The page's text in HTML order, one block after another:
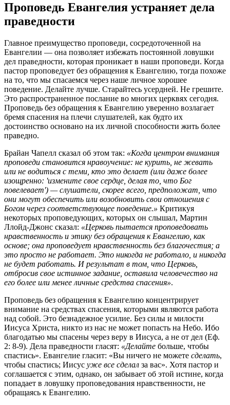
Проповедь Евангелия устраняет дела
праведности
Главное преимущество проповеди, сосредоточенной на
Евангелии — она позволяет избежать постоянной ловушки
дел праведности, которая проникает в наши проповеди. Когда
пастор проповедует без обращения к Евангелию, тогда похоже
на то, что мы спасаемся через наше личное хорошее
поведение. Делайте лучше. Старайтесь усердней. Не грешите.
Это распространенное послание во многих церквях сегодня.
Проповедь без обращения к Евангелию уверенно возлагает
бремя спасения на плечи слушателей, как будто их
достоинство основано на их личной способности жить более
праведно.
Брайан Чапелл сказал об этом так: «Когда центром внимания
проповеди становится нравоучение: не курить, не жевать
или не водиться с теми, кто это делает (или даже более
изощренно: 'измените свое сердце, делая то, что Бог
повелевает') — слушатели, скорее всего, предположат, что
они могут обеспечить или возобновить свои отношения с
Богом через соответствующее поведение.» Критикуя
некоторых проповедующих, которых он слышал, Мартин
Ллойд-Джонс сказал: «Церковь пытается проповедовать
нравственность и этику без обращения к Евангелию, как
основе; она проповедует нравственность без благочестия; а
это просто не работает. Это никогда не работало, и никогда
не будет работать. И результат в том, что Церковь,
отбросив свое истинное задание, оставила человечество на
его более или менее личные средства спасения».
Проповедь без обращения к Евангелию концентрирует
внимание на средствах спасения, которыми являются работа
над собой. Это безнадежное усилие. Без силы и милости
Иисуса Христа, никто из нас не может попасть на Небо. Ибо
благодатью мы спасены через веру в Иисуса, а не от дел (Еф.
2: 8-9). Дела праведности гласят: «Делайте больше, чтобы
спастись». Евангелие гласит: «Вы ничего не можете сделать,
чтобы спастись; Иисус уже все сделал за вас». Хотя пастор и
соглашается с этим, однако, он забывает об этой истине, когда
попадает в ловушку проповедования нравственности, не
обращаясь к Евангелию.